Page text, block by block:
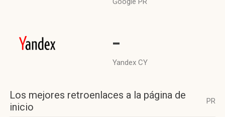
-
Yandex CY
Los mejores retroenlaces a la página de
inicio
PR